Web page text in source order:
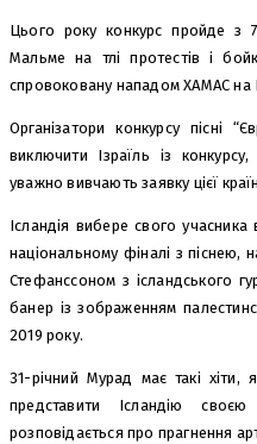
Цього року конкурс пройде з
Мальме на тлі протестів і
спровоковану нападом ХАМАС на
Організатори конкурсу пісні
виключити Ізраїль із
уважно вивчають заявку цієї
Ісландія вибере свого
національному фіналі з піснею,
Стефанссоном з ісландського
банер із зображенням
2019 року.
31-річний Мурад має такі хіти,
представити Ісландію
розповідається про прагнення